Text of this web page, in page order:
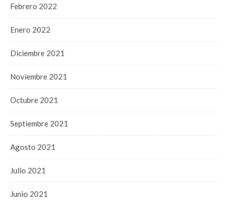
Febrero 2022
Enero 2022
Diciembre 2021
Noviembre 2021
Octubre 2021
Septiembre 2021
Agosto 2021
Julio 2021
Junio 2021